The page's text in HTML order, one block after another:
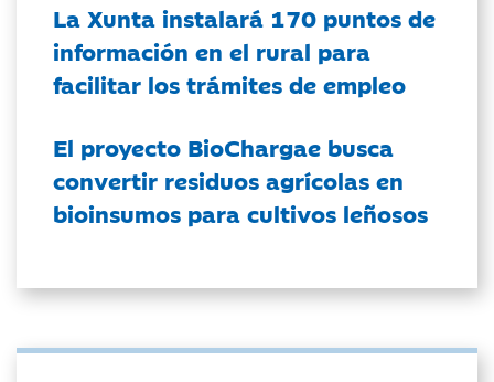
La Xunta instalará 170 puntos de
información en el rural para
facilitar los trámites de empleo
El proyecto BioChargae busca
convertir residuos agrícolas en
bioinsumos para cultivos leñosos